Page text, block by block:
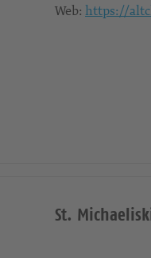
Web: https://
St.